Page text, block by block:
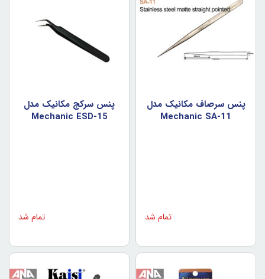
پنس سرصاف مکانيک مدل
Mechanic SA-11
تمام شد
پنس سرکج مکانيک مدل
Mechanic ESD-15
تمام شد